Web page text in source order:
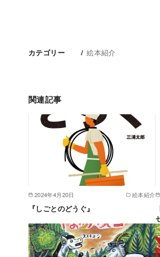
カテゴリー 絵本紹介
関連記事
2024年4月20日 絵本紹介
『しごとのどうぐ』